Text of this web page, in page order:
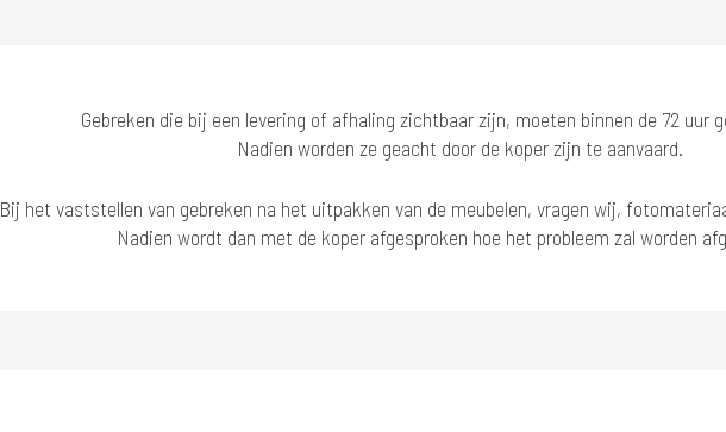
Gebreken die bij een levering of afhaling zichtbaar zijn, moeten binnen de 72 uur
Nadien worden ze geacht door de koper zijn te aanvaard.
Bij het vaststellen van gebreken na het uitpakken van de meubelen, vragen wij,
Nadien wordt dan met de koper afgesproken hoe het probleem zal worden